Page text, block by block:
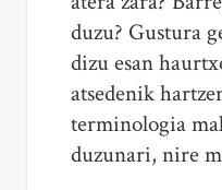
duzu? Gustura
dizu esan
atsedenik
terminologia
duzunari, nire